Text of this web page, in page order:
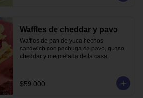
Waffles de cheddar y pavo
Waffles de pan de yuca hechos
sandwich con pechuga de pavo, queso
cheddar y mermelada de la casa.
$59.000